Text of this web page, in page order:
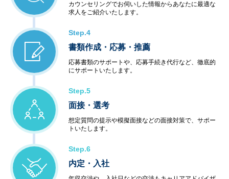
カウンセリングでお伺いした情報からあなたに最適な
求人をご紹介いたします。
Step.4
書類作成・応募・推薦
応募書類のサポートや、応募手続き代行など、徹底的
にサポートいたします。
Step.5
面接・選考
想定質問の提示や模擬面接などの面接対策で、サポー
トいたします。
Step.6
内定・入社